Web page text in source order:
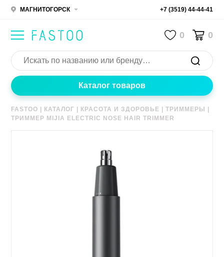
МАГНИТОГОРСК +7 (3519) 44-44-41
0 0
Каталог товаров
FASTOO КАТАЛОГ КРАСОТА И ЗДОРОВЬЕ |ТРИММЕРЫ
ТРИММЕР MIJIA ELECTRIC NOSE HAIR TRIMMER